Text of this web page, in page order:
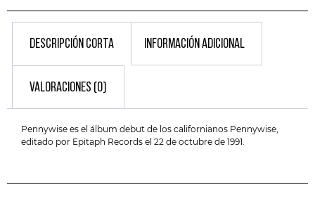
DESCRIPCIÓN CORTA INFORMACIÓN ADICIONAL
VALORACIONES (0)
Pennywise es el álbum debut de los californianos Pennywise,
editado por Epitaph Records el 22 de octubre de 1991.